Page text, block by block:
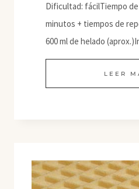
Dificultad: fácilTiempo
minutos + tiempos de
600 ml de helado
LEER